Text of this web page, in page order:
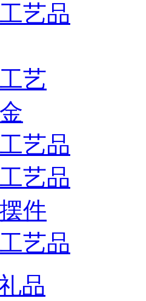
艺品
艺
艺品
艺品
件
艺品
品